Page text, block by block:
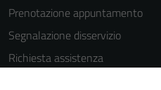
Prenotazione appuntamento
Segnalazione disservizio
Richiesta assistenza